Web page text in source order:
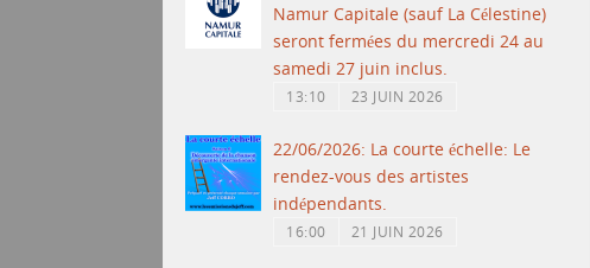
Namur Capitale (sauf La Célestine)
seront fermées du mercredi 24 au
samedi 27 juin inclus.
13:10 23 JUIN 2026
22/06/2026: La courte échelle: Le
rendez-vous des artistes
indépendants.
16:00 21 JUIN 2026